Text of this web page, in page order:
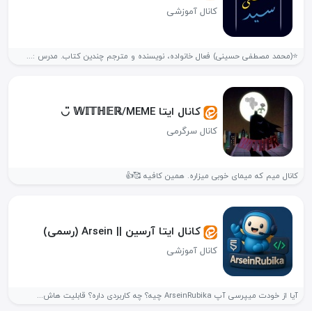
کانال آموزشی
⭐️(محمد مصطفی حسینی) فعال خانواده، نویسنده و مترجم چندین کتاب. مدرس :...
کانال ایتا 𝕎𝕀𝕋ℍ𝔼ℝ/MEME ◡̈
کانال سرگرمی
کانال میم که میمای خوبی میزاره. همین کافیه 🥰👍
کانال ایتا آرسین || Arsein (رسمی)
کانال آموزشی
آیا از خودت میپرسی آپ ArseinRubika چیه؟ چه کاربردی داره؟ قابلیت هاش...